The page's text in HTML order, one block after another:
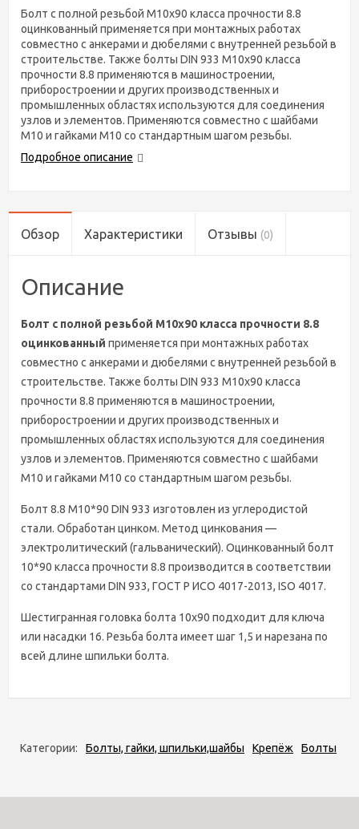
​Болт с полной резьбой М10х90 класса прочности 8.8
оцинкованный применяется при монтажных работах
совместно с анкерами и дюбелями с внутренней резьбой в
строительстве. Также болты DIN 933 М10х90 класса
прочности 8.8 применяются в машиностроении,
приборостроении и других производственных и
промышленных областях используются для соединения
узлов и элементов. Применяются совместно с шайбами
М10 и гайками М10 со стандартным шагом резьбы.
Подробное описание
Обзор Характеристики Отзывы (0)
Описание
Болт с полной резьбой М10х90 класса прочности 8.8
оцинкованный применяется при монтажных работах
совместно с анкерами и дюбелями с внутренней резьбой в
строительстве. Также болты DIN 933 М10х90 класса
прочности 8.8 применяются в машиностроении,
приборостроении и других производственных и
промышленных областях используются для соединения
узлов и элементов. Применяются совместно с шайбами
М10 и гайками М10 со стандартным шагом резьбы.
Болт 8.8 М10*90 DIN 933 изготовлен из углеродистой
стали. Обработан цинком. Метод цинкования —
электролитический (гальванический). Оцинкованный болт
10*90 класса прочности 8.8 производится в соответствии
со стандартами DIN 933, ГОСТ Р ИСО 4017-2013, ISO 4017.
Шестигранная головка болта 10х90 подходит для ключа
или насадки 16. Резьба болта имеет шаг 1,5 и нарезана по
всей длине шпильки болта.
Категории: Болты, гайки, шпильки,шайбы Крепёж Болты